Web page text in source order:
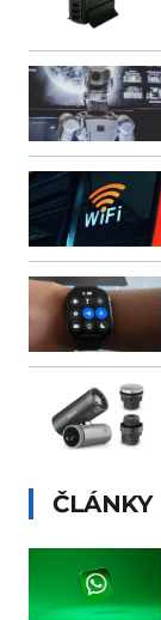
ČLÁNKY